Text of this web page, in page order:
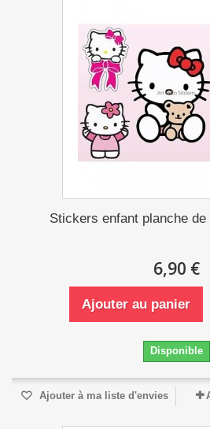
Stickers enfant planche
6,90 €
Ajouter au panier
Disponible
Ajouter à ma liste d'envies